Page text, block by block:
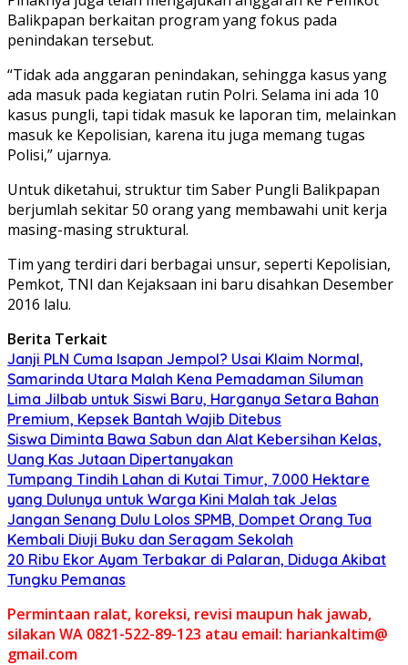
Balikpapan berkaitan program yang fokus pada
penindakan tersebut.
“Tidak ada anggaran penindakan, sehingga kasus yang
ada masuk pada kegiatan rutin Polri. Selama ini ada 10
kasus pungli, tapi tidak masuk ke laporan tim, melainkan
masuk ke Kepolisian, karena itu juga memang tugas
Polisi,” ujarnya.
Untuk diketahui, struktur tim Saber Pungli Balikpapan
berjumlah sekitar 50 orang yang membawahi unit kerja
masing-masing struktural.
Tim yang terdiri dari berbagai unsur, seperti Kepolisian,
Pemkot, TNI dan Kejaksaan ini baru disahkan Desember
2016 lalu.
Berita Terkait
Janji PLN Cuma Isapan Jempol? Usai Klaim Normal,
Samarinda Utara Malah Kena Pemadaman Siluman
Lima Jilbab untuk Siswi Baru, Harganya Setara Bahan
Premium, Kepsek Bantah Wajib Ditebus
Siswa Diminta Bawa Sabun dan Alat Kebersihan Kelas,
Uang Kas Jutaan Dipertanyakan
Tumpang Tindih Lahan di Kutai Timur, 7.000 Hektare
yang Dulunya untuk Warga Kini Malah tak Jelas
Jangan Senang Dulu Lolos SPMB, Dompet Orang Tua
Kembali Diuji Buku dan Seragam Sekolah
20 Ribu Ekor Ayam Terbakar di Palaran, Diduga Akibat
Tungku Pemanas
Permintaan ralat, koreksi, revisi maupun hak jawab,
silakan WA 0821-522-89-123 atau email: hariankaltim@
gmail.com